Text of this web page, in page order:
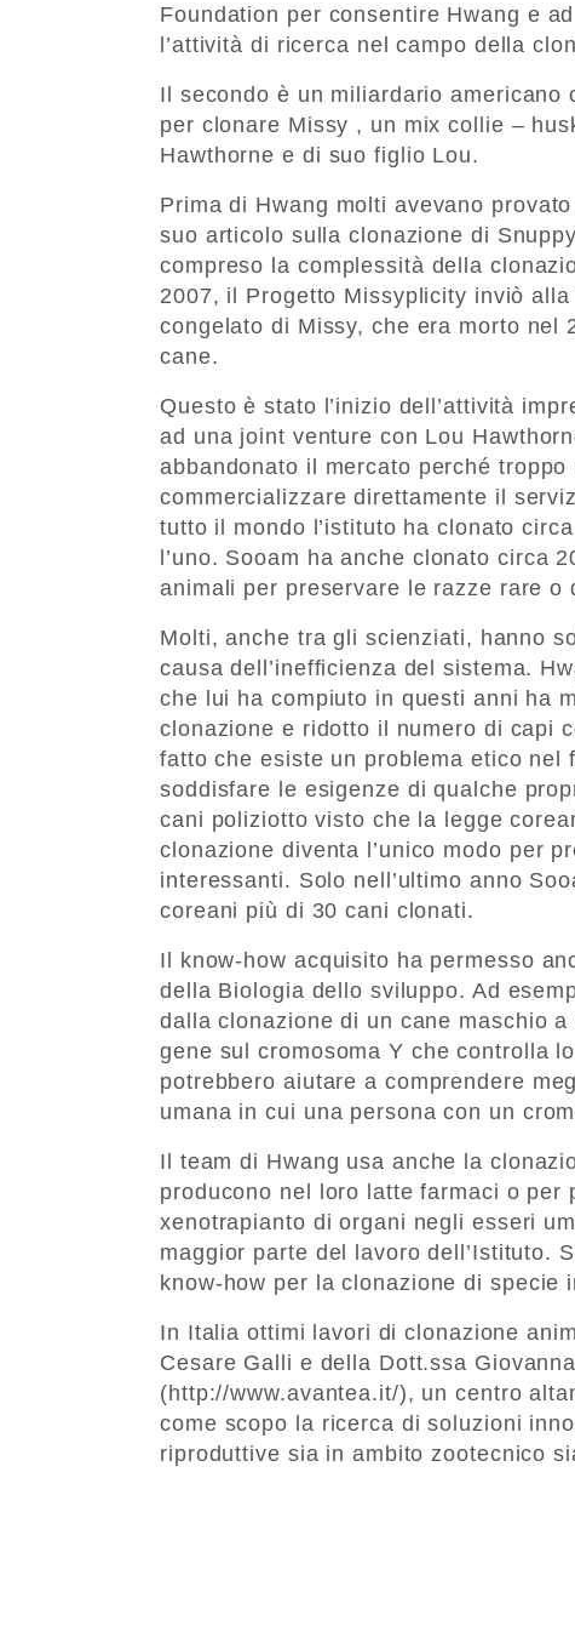
Foundation per consentire Hwang e
l’attività di ricerca nel campo della
Il secondo è un miliardario
per clonare Missy , un mix collie –
Hawthorne e di suo figlio Lou.
Prima di Hwang molti avevano
suo articolo sulla clonazione di
compreso la complessità della
2007, il Progetto Missyplicity inviò
congelato di Missy, che era morto nel
cane.
Questo è stato l’inizio dell’attività
ad una joint venture con Lou
abbandonato il mercato perché
commercializzare direttamente il
tutto il mondo l’istituto ha clonato
l’uno. Sooam ha anche clonato circa
animali per preservare le razze rare
Molti, anche tra gli scienziati, hanno
causa dell’inefficienza del sistema.
che lui ha compiuto in questi anni ha
clonazione e ridotto il numero di capi
fatto che esiste un problema etico
soddisfare le esigenze di qualche
cani poliziotto visto che la legge
clonazione diventa l’unico modo per
interessanti. Solo nell’ultimo anno
coreani più di 30 cani clonati.
Il know-how acquisito ha permesso
della Biologia dello sviluppo. Ad
dalla clonazione di un cane maschio
gene sul cromosoma Y che controlla
potrebbero aiutare a comprendere
umana in cui una persona con un
Il team di Hwang usa anche la
producono nel loro latte farmaci o per
xenotrapianto di organi negli esseri
maggior parte del lavoro dell’Istituto.
know-how per la clonazione di specie
In Italia ottimi lavori di clonazione
Cesare Galli e della Dott.ssa
(http://www.avantea.it/), un centro
come scopo la ricerca di soluzioni
riproduttive sia in ambito zootecnico